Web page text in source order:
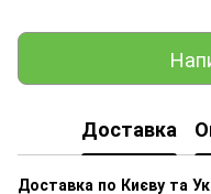
Доставка
Доставка по Києву та